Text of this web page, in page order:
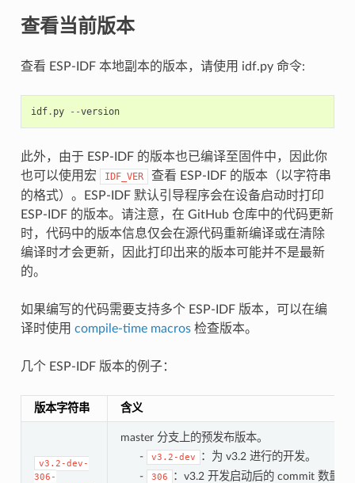
查看当前版本
查看 ESP-IDF 本地副本的版本，请使用 idf.py 命令:
idf. py --version
此外，由于 ESP-IDF 的版本也已编译至固件中，因此你
也可以使用宏
IDF_VER
查看 ESP-IDF 的版本（以字符串
的格式）。ESP-IDF 默认引导程序会在设备启动时打印
ESP-IDF 的版本。请注意，在 GitHub 仓库中的代码更新
时，代码中的版本信息仅会在源代码重新编译或在清除
编译时才会更新，因此打印出来的版本可能并不是最新
的。
如果编写的代码需要支持多个 ESP-IDF 版本，可以在编
译时使用 compile-time macros检查版本。
几个 ESP-IDF 版本的例子：
版本字符串 含义
v3.2-dev-
306-
master 分支上的预发布版本。
-
v3.2-dev
：为 v3.2 进行的开发。
-
306
：v3.2 开发启动后的 commit 数量。